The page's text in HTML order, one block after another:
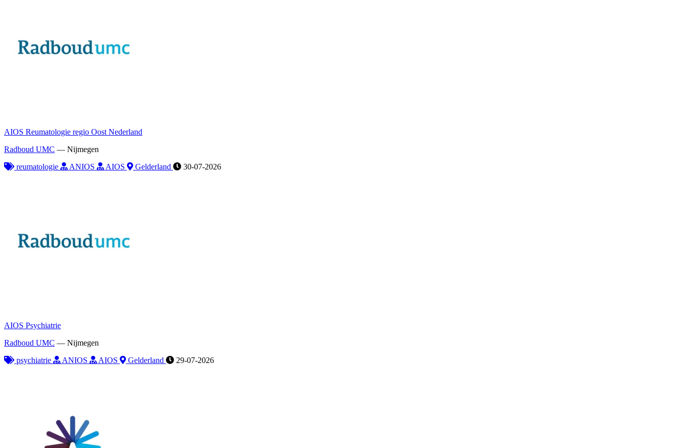
AIOS Reumatologie regio Oost Nederland
Radboud UMC — Nijmegen
reumatologie
ANIOS AIOS Gelderland 30-07-2026
AIOS Psychiatrie
Radboud UMC — Nijmegen
psychiatrie
ANIOS AIOS Gelderland 29-07-2026